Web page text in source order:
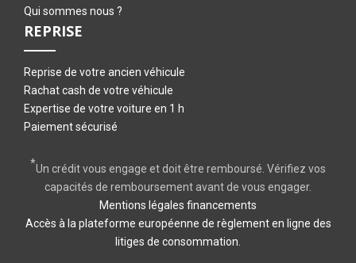
Qui sommes nous ?
REPRISE
Reprise de votre ancien véhicule
Rachat cash de votre véhicule
Expertise de votre voiture en 1 h
Paiement sécurisé
*Un crédit vous engage et doit être remboursé. Vérifiez vos
capacités de remboursement avant de vous engager.
Mentions légales financements
Accès à la plateforme européenne de règlement en ligne des
litiges de consommation.